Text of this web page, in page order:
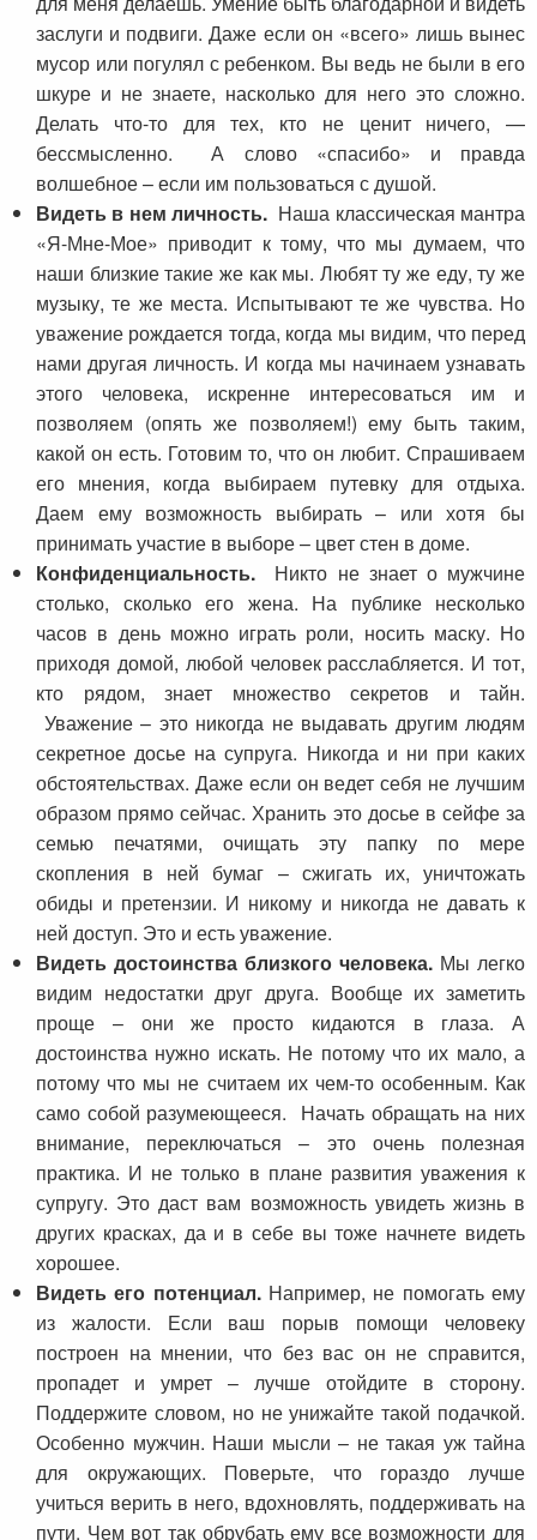
заслуги и подвиги. Даже если он «всего» лишь вынес
мусор или погулял с ребенком. Вы ведь не были в его
шкуре и не знаете, насколько для него это сложно.
Делать что-то для тех, кто не ценит ничего, —
бессмысленно. А слово «спасибо» и правда
волшебное – если им пользоваться с душой.
Видеть в нем личность. Наша классическая мантра
«Я-Мне-Мое» приводит к тому, что мы думаем, что
наши близкие такие же как мы. Любят ту же еду, ту же
музыку, те же места. Испытывают те же чувства. Но
уважение рождается тогда, когда мы видим, что перед
нами другая личность. И когда мы начинаем узнавать
этого человека, искренне интересоваться им и
позволяем (опять же позволяем!) ему быть таким,
какой он есть. Готовим то, что он любит. Спрашиваем
его мнения, когда выбираем путевку для отдыха.
Даем ему возможность выбирать – или хотя бы
принимать участие в выборе – цвет стен в доме.
Конфиденциальность.
Никто не знает о мужчине
столько, сколько его жена. На публике несколько
часов в день можно играть роли, носить маску. Но
приходя домой, любой человек расслабляется. И тот,
кто рядом, знает множество секретов и тайн.
Уважение – это никогда не выдавать другим людям
секретное досье на супруга. Никогда и ни при каких
обстоятельствах. Даже если он ведет себя не лучшим
образом прямо сейчас. Хранить это досье в сейфе за
семью печатями, очищать эту папку по мере
скопления в ней бумаг – сжигать их, уничтожать
обиды и претензии. И никому и никогда не давать к
ней доступ. Это и есть уважение.
Видеть достоинства близкого человека. Мы легко
видим недостатки друг друга. Вообще их заметить
проще – они же просто кидаются в глаза. А
достоинства нужно искать. Не потому что их мало, а
потому что мы не считаем их чем-то особенным. Как
само собой разумеющееся. Начать обращать на них
внимание, переключаться – это очень полезная
практика. И не только в плане развития уважения к
супругу. Это даст вам возможность увидеть жизнь в
других красках, да и в себе вы тоже начнете видеть
хорошее.
Видеть его потенциал. Например, не помогать ему
из жалости. Если ваш порыв помощи человеку
построен на мнении, что без вас он не справится,
пропадет и умрет – лучше отойдите в сторону.
Поддержите словом, но не унижайте такой подачкой.
Особенно мужчин. Наши мысли – не такая уж тайна
для окружающих. Поверьте, что гораздо лучше
учиться верить в него, вдохновлять, поддерживать на
пути. Чем вот так обрубать ему все возможности для